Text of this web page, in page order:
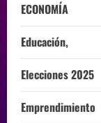
ECONOMÍA
Educación,
Elecciones 2025
Emprendimiento